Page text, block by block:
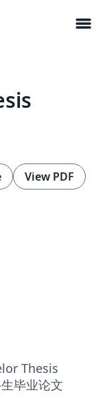
menu
View PDF
Thesis
毕业论文